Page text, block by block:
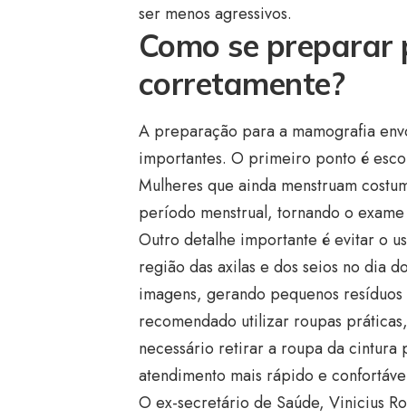
ser menos agressivos.
Como se
corretamente?
A preparação para a mamografia
importantes. O primeiro ponto é
Mulheres que ainda menstruam
período menstrual, tornando o
Outro detalhe importante é evitar o
região das axilas e dos seios no dia
imagens, gerando pequenos
recomendado utilizar roupas
necessário retirar a roupa da cintura
atendimento mais rápido e
O ex-secretário de Saúde, Vinicius